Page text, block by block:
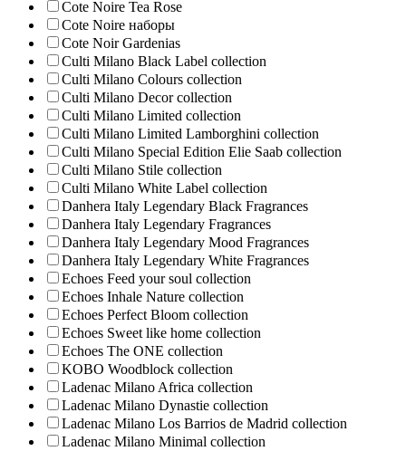
Cote Noire Tea Rose
Cote Noire наборы
Cote Noir Gardenias
Culti Milano Black Label collection
Culti Milano Colours collection
Culti Milano Decor collection
Culti Milano Limited collection
Culti Milano Limited Lamborghini collection
Culti Milano Special Edition Elie Saab collection
Culti Milano Stile collection
Culti Milano White Label collection
Danhera Italy Legendary Black Fragrances
Danhera Italy Legendary Fragrances
Danhera Italy Legendary Mood Fragrances
Danhera Italy Legendary White Fragrances
Echoes Feed your soul collection
Echoes Inhale Nature collection
Echoes Perfect Bloom collection
Echoes Sweet like home collection
Echoes The ONE collection
KOBO Woodblock collection
Ladenac Milano Africa collection
Ladenac Milano Dynastie collection
Ladenac Milano Los Barrios de Madrid collection
Ladenac Milano Minimal collection